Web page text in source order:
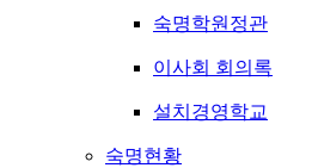
숙명학원정관
이사회 회의록
설치경영학교
숙명현황